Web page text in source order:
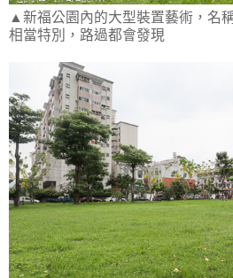
▲新福公園內的大型裝置藝術，名
相當特別，路過都會發現